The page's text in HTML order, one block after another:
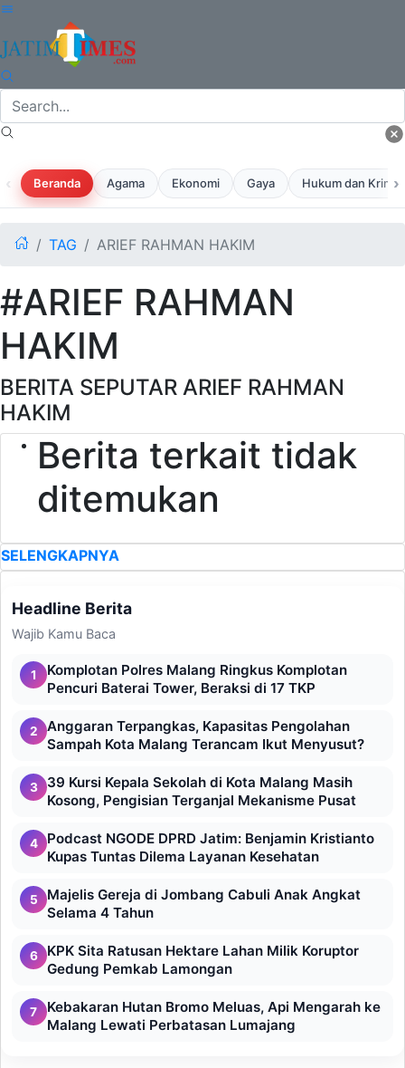
‹ Beranda Agama Ekonomi Gaya Hukum dan ›
TAG ARIEF RAHMAN HAKIM
#ARIEF RAHMAN
HAKIM
BERITA SEPUTAR ARIEF RAHMAN
HAKIM
Berita terkait tidak
ditemukan
SELENGKAPNYA
Headline Berita
Wajib Kamu Baca
1
Komplotan Polres Malang Ringkus Komplotan
Pencuri Baterai Tower, Beraksi di 17 TKP
2
Anggaran Terpangkas, Kapasitas Pengolahan
Sampah Kota Malang Terancam Ikut Menyusut?
3
39 Kursi Kepala Sekolah di Kota Malang Masih
Kosong, Pengisian Terganjal Mekanisme Pusat
4
Podcast NGODE DPRD Jatim: Benjamin Kristianto
Kupas Tuntas Dilema Layanan Kesehatan
5
Majelis Gereja di Jombang Cabuli Anak Angkat
Selama 4 Tahun
6
KPK Sita Ratusan Hektare Lahan Milik Koruptor
Gedung Pemkab Lamongan
7
Kebakaran Hutan Bromo Meluas, Api Mengarah ke
Malang Lewati Perbatasan Lumajang